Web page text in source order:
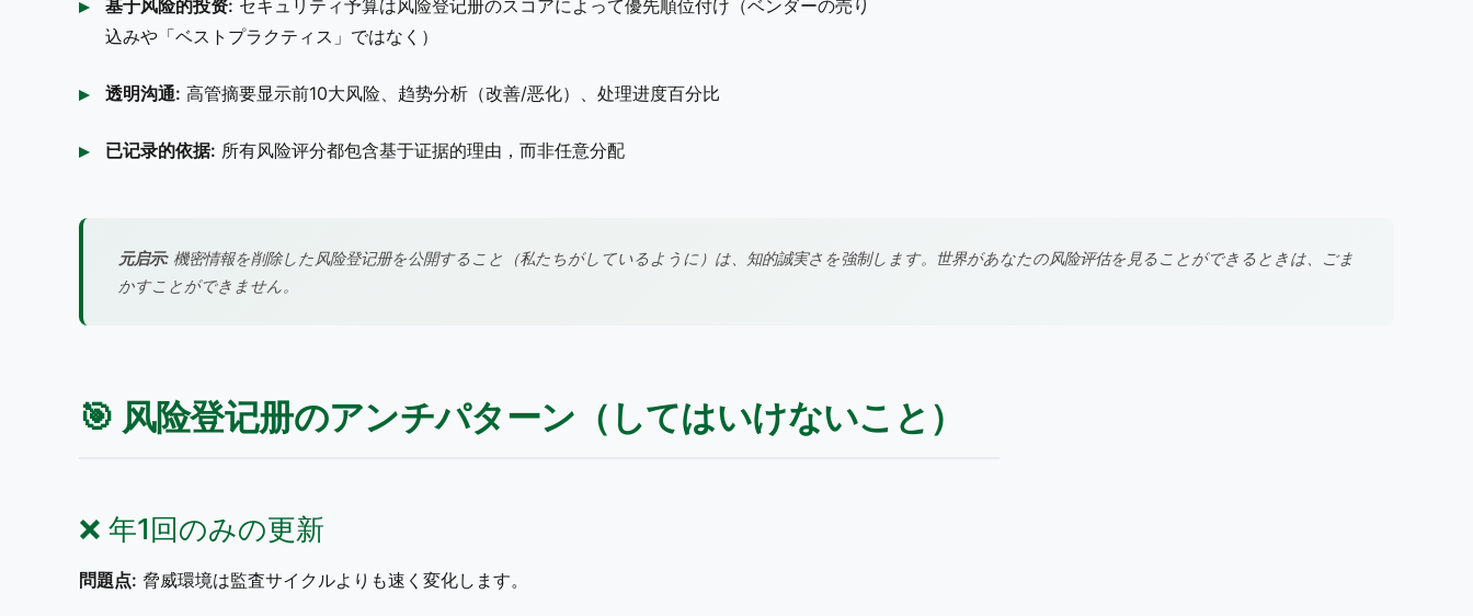
基于风险的投资: セキュリティ予算は风险登记册のスコアによって優先順位付け（ベンダーの売り
込みや「ベストプラクティス」ではなく）
透明沟通: 高管摘要显示前10大风险、趋势分析（改善/恶化）、处理进度百分比
已记录的依据: 所有风险评分都包含基于证据的理由，而非任意分配
元启示: 機密情報を削除した风险登记册を公開すること（私たちがしているように）は、知的誠実さを強制します。世界があなたの风险评估を見ることができるときは、ごま
かすことができません。
🎯 风险登记册のアンチパターン（してはいけないこと）
❌ 年1回のみの更新
問題点: 脅威環境は監査サイクルよりも速く変化します。